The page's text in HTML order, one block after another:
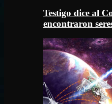
Testigo dice al
encontraron